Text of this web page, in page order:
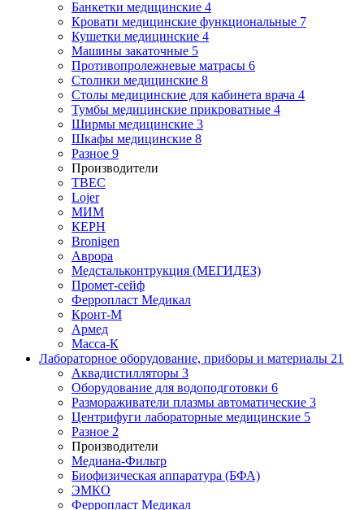
Банкетки медицинские 4
Кровати медицинские функциональные 7
Кушетки медицинские 4
Машины закаточные 5
Противопролежневые матрасы 6
Столики медицинские 8
Столы медицинские для кабинета врача 4
Тумбы медицинские прикроватные 4
Ширмы медицинские 3
Шкафы медицинские 8
Разное 9
Производители
ТВЕС
Lojer
МИМ
КЕРН
Bronigen
Аврора
Медстальконтрукция (МЕГИДЕЗ)
Промет-сейф
Ферропласт Медикал
Кронт-М
Армед
Масса-К
Лабораторное оборудование, приборы и материалы 21
Аквадистилляторы 3
Оборудование для водоподготовки 6
Размораживатели плазмы автоматические 3
Центрифуги лабораторные медицинские 5
Разное 2
Производители
Медиана-Фильтр
Биофизическая аппаратура (БФА)
ЭМКО
Ферропласт Медикал